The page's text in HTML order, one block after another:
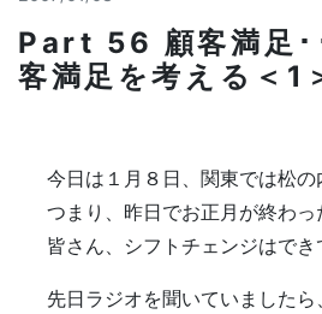
Part 56 顧客満足･
客満足を考える＜1
今日は１月８日、関東では松の
つまり、昨日でお正月が終わっ
皆さん、シフトチェンジはでき
先日ラジオを聞いていました